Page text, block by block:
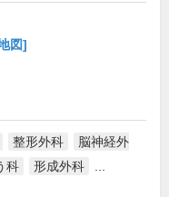
図]
整形外科
脳神経外
科 形成外科